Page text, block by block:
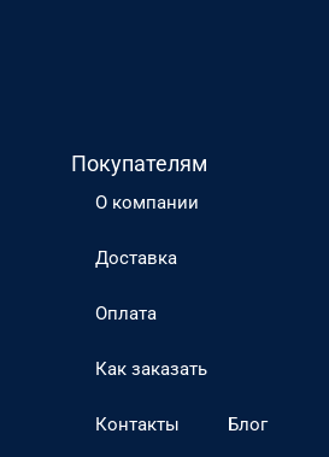
Покупателям
О компании
Доставка
Оплата
Как заказать
Контакты Блог